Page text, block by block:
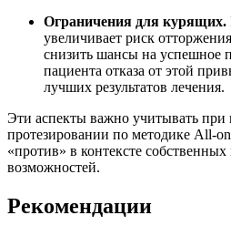
Ограничения для курящих.
увеличивает риск
снизить шансы на успешное
пациента отказа от этой
лучших результатов лечения.
Эти аспекты важно учитывать
протезировании по методике All-
«против» в контексте
возможностей.
Рекомендации